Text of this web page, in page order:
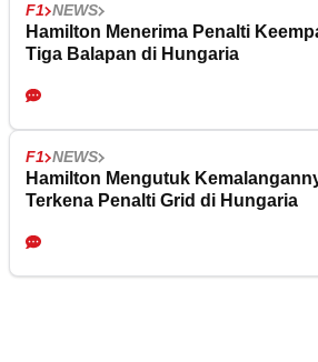
F1 NEWS
Hamilton Menerima Penalti
Tiga Balapan di Hungaria
F1 NEWS
Hamilton Mengutuk
Terkena Penalti Grid di Hungaria